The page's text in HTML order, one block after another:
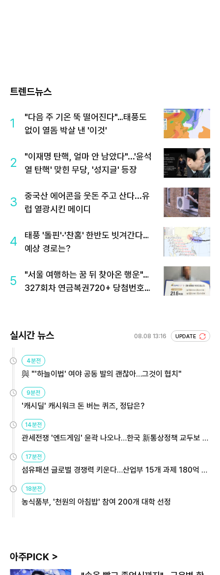
트렌드뉴스
1
"다음 주 기온 뚝 떨어진다"…태풍도
없이 열돔 박살 낸 '이것'
2
"이재명 탄핵, 얼마 안 남았다"...'윤석
열 탄핵' 맞힌 무당, '성지글' 등장
3
중국산 에어콘을 웃돈 주고 산다...유
럽 열광시킨 메이디
4
태풍 '돌핀'·'찬홈' 한반도 빗겨간다…
예상 경로는?
5
"서울 여행하는 꿈 뒤 찾아온 행운"…
327회차 연금복권720+ 당첨번호조
실시간 뉴스 08.08 13:16 UPDATE
4분전
與 "'하늘이법' 여야 공동 발의 괜찮아…그것이 협치"
9분전
'캐시딜' 캐시워크 돈 버는 퀴즈, 정답은?
14분전
관세전쟁 '엔드게임' 윤곽 나오나…한국 新통상정책 교두보 활
17분전
섬유패션 글로벌 경쟁력 키운다…산업부 15개 과제 180억 지
18분전
농식품부, '천원의 아침밥' 참여 200개 대학 선정
아주PICK >